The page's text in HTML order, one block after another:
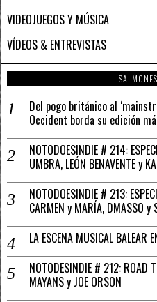
VIDEOJUEGOS Y MÚSICA
VÍDEOS & ENTREVISTAS
Del pogo británico al
Occident borda su edición
NOTODOESINDIE # 214:
UMBRA, LEÓN BENAVENTE y
NOTODOESINDIE # 213:
CARMEN y MARÍA, DMASSO y
LA ESCENA MUSICAL BALEAR
NOTODESINDIE # 212: ROAD
MAYANS y JOE ORSON